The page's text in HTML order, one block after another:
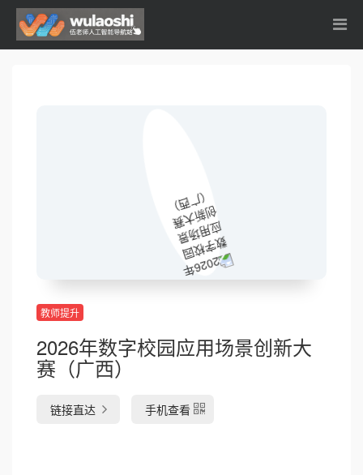
教师提升
2026年数字校园应用场景创新大
赛（广西）
链接直达 手机查看